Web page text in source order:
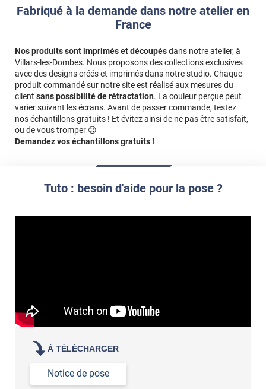
Fabriqué à la demande dans notre atelier en
France
Nos produits sont imprimés et découpésdans notre atelier, à
Villars-les-Dombes. Nous proposons des collections exclusives
avec des designs créés et imprimés dans notre studio. Chaque
produit commandé sur notre site est réalisé aux mesures du
client sans possibilité de rétractation. La couleur perçue peut
varier suivant les écrans. Avant de passer commande, testez
nos échantillons gratuits ! Et évitez ainsi de ne pas être satisfait,
ou de vous tromper 😉
Demandez vos échantillons gratuits !
Tuto : besoin d'aide pour la pose ?
À TÉLÉCHARGER
Notice de pose